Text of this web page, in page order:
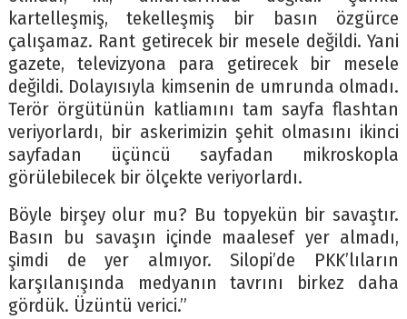
kartelleşmiş, tekelleşmiş bir basın özgürce
çalışamaz. Rant getirecek bir mesele değildi. Yani
gazete, televizyona para getirecek bir mesele
değildi. Dolayısıyla kimsenin de umrunda olmadı.
Terör örgütünün katliamını tam sayfa flashtan
veriyorlardı, bir askerimizin şehit olmasını ikinci
sayfadan üçüncü sayfadan mikroskopla
görülebilecek bir ölçekte veriyorlardı.
Böyle birşey olur mu? Bu topyekün bir savaştır.
Basın bu savaşın içinde maalesef yer almadı,
şimdi de yer almıyor. Silopi’de PKK’lıların
karşılanışında medyanın tavrını birkez daha
gördük. Üzüntü verici.”